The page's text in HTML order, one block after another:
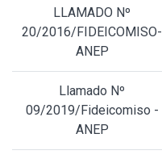
LLAMADO Nº
20/2016/FIDEICOMISO-
ANEP
Llamado Nº
09/2019/Fideicomiso -
ANEP